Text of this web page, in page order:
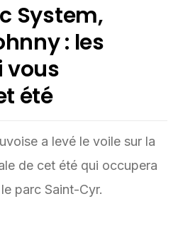
System,
: les
vous
été
a levé le voile sur la
de cet été qui occupera
parc Saint-Cyr.